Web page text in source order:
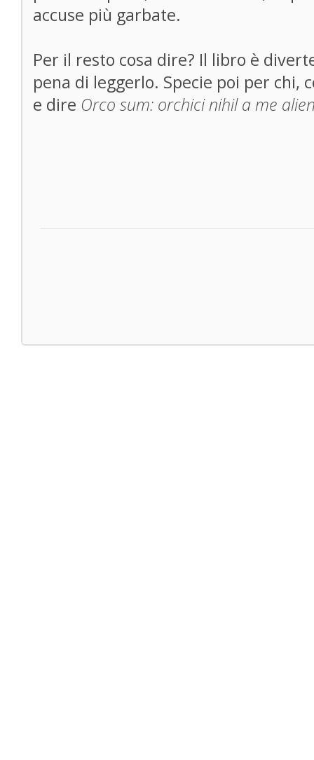
accuse più garbate.
Per il resto cosa dire? Il libro è
pena di leggerlo. Specie poi per chi,
e dire Orco sum: orchici nihil a me